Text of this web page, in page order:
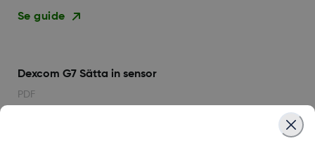
Se guide
Dexcom G7 Sätta in sensor
PDF